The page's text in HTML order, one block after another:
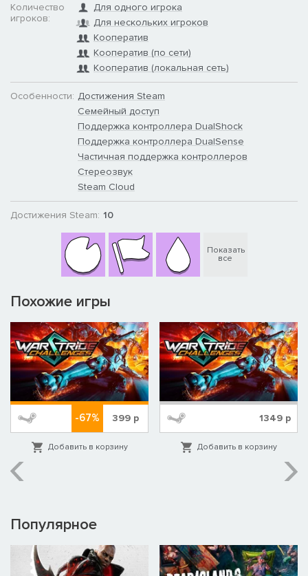
Количество
игроков:
Для одного игрока
Для нескольких игроков
Кооператив
Кооператив (по сети)
Кооператив (локальная сеть)
Особенности: Достижения Steam
Семейный доступ
Поддержка контроллера DualShock
Поддержка контроллера DualSense
Частичная поддержка контроллеров
Стереозвук
Steam Cloud
Достижения Steam: 10
Показать
все
Похожие игры
-67% 399 р
Добавить в корзину
1349р
Добавить в корзину
Популярное